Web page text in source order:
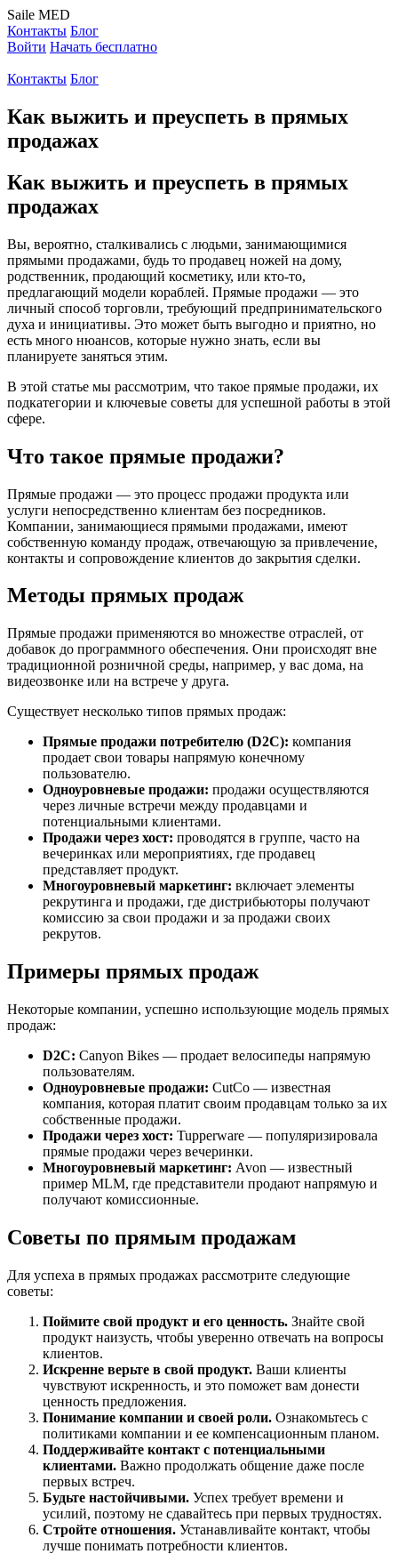
Saile MED
Контакты Блог
Войти Начать бесплатно
Контакты Блог
Как выжить и преуспеть в прямых
продажах
Как выжить и преуспеть в прямых
продажах
Вы, вероятно, сталкивались с людьми, занимающимися
прямыми продажами, будь то продавец ножей на дому,
родственник, продающий косметику, или кто-то,
предлагающий модели кораблей. Прямые продажи — это
личный способ торговли, требующий предпринимательского
духа и инициативы. Это может быть выгодно и приятно, но
есть много нюансов, которые нужно знать, если вы
планируете заняться этим.
В этой статье мы рассмотрим, что такое прямые продажи, их
подкатегории и ключевые советы для успешной работы в этой
сфере.
Что такое прямые продажи?
Прямые продажи — это процесс продажи продукта или
услуги непосредственно клиентам без посредников.
Компании, занимающиеся прямыми продажами, имеют
собственную команду продаж, отвечающую за привлечение,
контакты и сопровождение клиентов до закрытия сделки.
Методы прямых продаж
Прямые продажи применяются во множестве отраслей, от
добавок до программного обеспечения. Они происходят вне
традиционной розничной среды, например, у вас дома, на
видеозвонке или на встрече у друга.
Существует несколько типов прямых продаж:
Прямые продажи потребителю (D2C): компания
продает свои товары напрямую конечному
пользователю.
Одноуровневые продажи: продажи осуществляются
через личные встречи между продавцами и
потенциальными клиентами.
Продажи через хост: проводятся в группе, часто на
вечеринках или мероприятиях, где продавец
представляет продукт.
Многоуровневый маркетинг: включает элементы
рекрутинга и продажи, где дистрибьюторы получают
комиссию за свои продажи и за продажи своих
рекрутов.
Примеры прямых продаж
Некоторые компании, успешно использующие модель прямых
продаж:
D2C: Canyon Bikes — продает велосипеды напрямую
пользователям.
Одноуровневые продажи: CutCo — известная
компания, которая платит своим продавцам только за их
собственные продажи.
Продажи через хост: Tupperware — популяризировала
прямые продажи через вечеринки.
Многоуровневый маркетинг: Avon — известный
пример MLM, где представители продают напрямую и
получают комиссионные.
Советы по прямым продажам
Для успеха в прямых продажах рассмотрите следующие
советы:
Поймите свой продукт и его ценность. Знайте свой
продукт наизусть, чтобы уверенно отвечать на вопросы
клиентов.
Искренне верьте в свой продукт. Ваши клиенты
чувствуют искренность, и это поможет вам донести
ценность предложения.
Понимание компании и своей роли. Ознакомьтесь с
политиками компании и ее компенсационным планом.
Поддерживайте контакт с потенциальными
клиентами. Важно продолжать общение даже после
первых встреч.
Будьте настойчивыми. Успех требует времени и
усилий, поэтому не сдавайтесь при первых трудностях.
Стройте отношения. Устанавливайте контакт, чтобы
лучше понимать потребности клиентов.